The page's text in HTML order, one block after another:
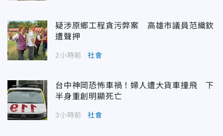
疑涉原鄉工程貪污弊案 高雄市議員范織欽
遭聲押
2小時前 社會
台中神岡恐怖車禍！婦人遭大貨車撞飛 下
半身重創明顯死亡
3小時前 社會